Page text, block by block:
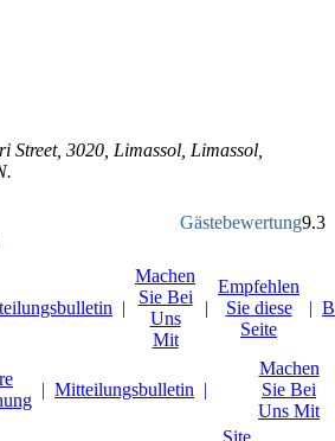
Street, 3020 , Limassol, Limassol
.
Gästebewertung9.3
|
Machen
Sie Bei
Uns
Mit
|
Empfehlen
Sie diese
Seite
|
| Mitteilungsbulletin |
Machen
Sie Bei
Uns Mit
Site